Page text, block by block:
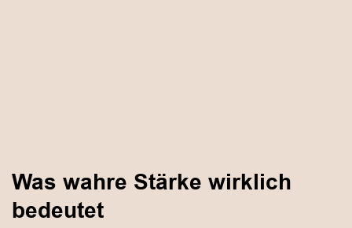
Was wahre Stärke wirklich
bedeutet